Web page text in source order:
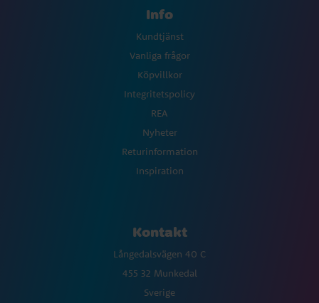
Info
Kundtjänst
Vanliga frågor
Köpvillkor
Integritetspolicy
REA
Nyheter
Returinformation
Inspiration
Kontakt
Långedalsvägen 40 C
455 32 Munkedal
Sverige